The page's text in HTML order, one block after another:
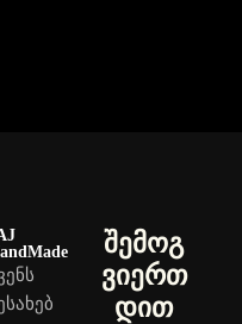
შემოგ
ვიერთ
დით